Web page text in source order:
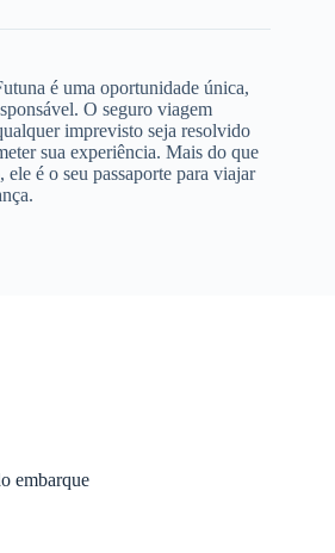
é uma oportunidade única,
O seguro viagem
imprevisto seja resolvido
sua experiência. Mais do que
é o seu passaporte para viajar
embarque